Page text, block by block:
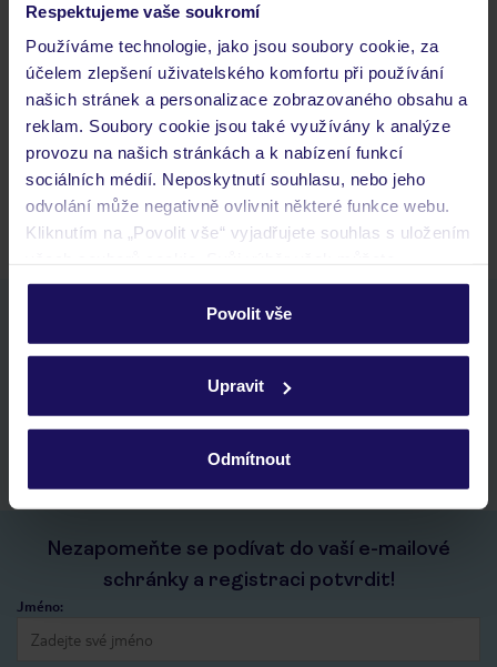
Respektujeme vaše soukromí
Používáme technologie, jako jsou soubory cookie, za
účelem zlepšení uživatelského komfortu při používání
našich stránek a personalizace zobrazovaného obsahu a
reklam. Soubory cookie jsou také využívány k analýze
provozu na našich stránkách a k nabízení funkcí
sociálních médií. Neposkytnutí souhlasu, nebo jeho
odvolání může negativně ovlivnit některé funkce webu.
Kliknutím na „Povolit vše“ vyjadřujete souhlas s uložením
personalizovat v sekci „Personalizace“.
Podrobné informace o souborech cookie naleznete v
ochrany osobních údajů.
Povolit vše
Upravit
Odmítnout
Často kladené otázky
Jaké doklady jsou potřebné při cestování?
Budeme ubytováni ihned po příjezdu do hotelu?
Kam jít po přistání a vyzvednutí zavazadel?
Zobrazit další
Stáhněte si bezplatnou aplikaci TUI
rychlé vyhledávání a prohlížení nabídek
historie vyhledávání a naposledy zobrazené nabídky
kontakt s TUI a všechny informace o tvé rezervaci v myTUI
Nezapomeňte se podívat do vaší e-mailové
schránky a registraci potvrdit!
Jméno: